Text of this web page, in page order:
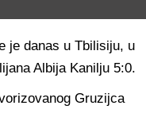
je danas u Tbilisiju, u
Albija Kanilju 5:0.
Gruzijca